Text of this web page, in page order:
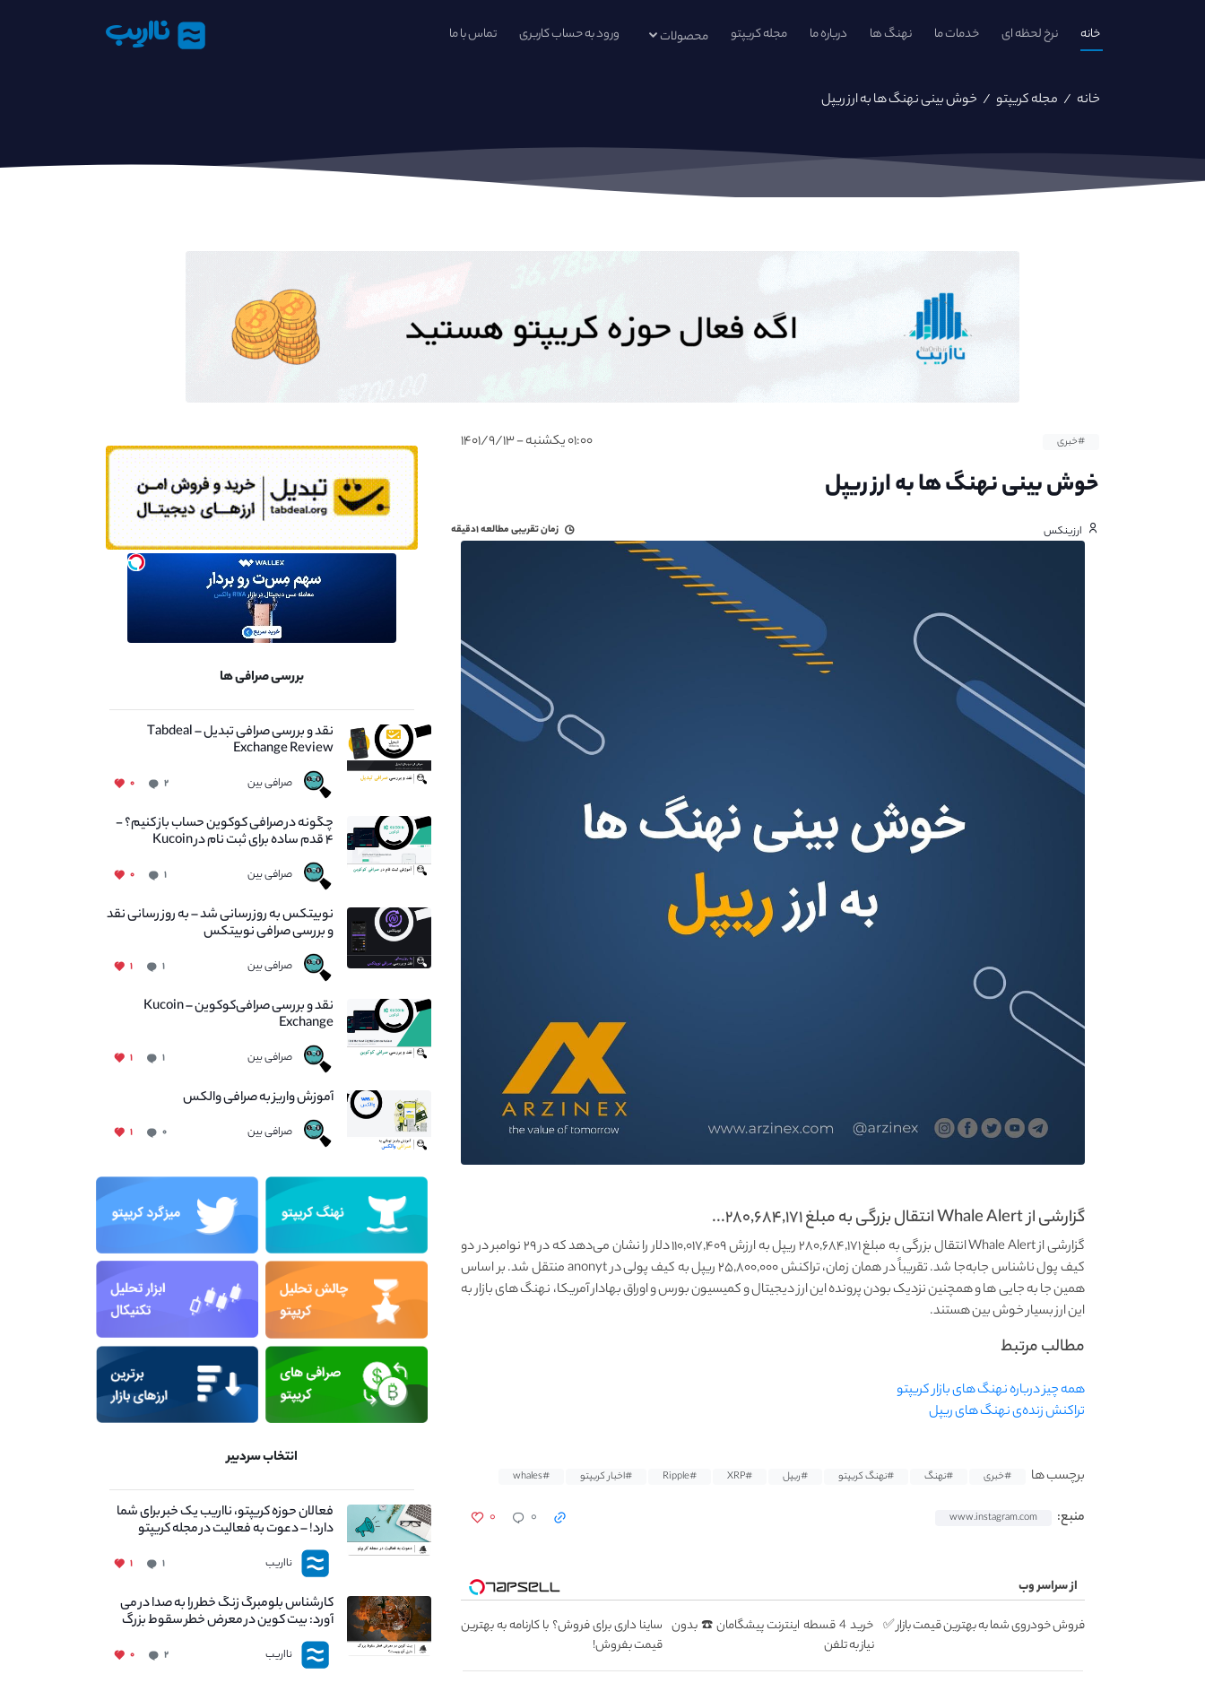
خانه نرخ لحظه ای خدمات ما نهنگ ها درباره ما مجله کریپتو محصولات ورود به حساب کاربری تماس با ما نااریب
خانه / مجله کریپتو / خوش بینی نهنگ ها به ارز ریپل
#خبری ۰۱:۰۰ یکشنبه - ۱۴۰۱/۹/۱۳
خوش بینی نهنگ ها به ارز ریپل
ارزینکس زمان تقریبی مطالعه۱دقیقه
گزارشی از Whale Alert انتقال بزرگی به مبلغ ۲۸۰,۶۸۴,۱۷۱...
گزارشی از Whale Alert انتقال بزرگی به مبلغ ۲۸۰,۶۸۴,۱۷۱ ریپل به ارزش ۱۱۰,۰۱۷,۴۰۹ دلار را نشان می‌دهد که در ۲۹ نوامبر در دو
کیف پول ناشناس جابه‌جا شد. تقریباً در همان زمان، تراکنش ۲۵,۸۰۰,۰۰۰ ریپل به کیف پولی در anonyt منتقل شد. بر اساس
همین جا به جایی ها و همچنین نزدیک بودن پرونده این ارز دیجیتال و کمیسیون بورس و اوراق بهادار آمریکا، نهنگ های بازار به
این ارز بسیار خوش بین هستند.
مطالب مرتبط
همه چیز درباره نهنگ های بازار کریپتو
تراکنش زنده‌ی نهنگ های ریپل
برچسب ها #خبری #نهنگ #نهنگ کریپتو #ریپل #XRP
#Ripple #اخبار کریپتو #whales
منبع: www.instagram.com ۰ ۰
از سراسر وب
فروش خودروی شما به بهترین قیمت بازار ✅
خرید 4 قسطه اینترنت پیشگامان ☎️ بدون
نیاز به تلفن
ساینا داری برای فروش؟ با کارنامه به بهترین
قیمت بفروش!
بررسی صرافی ها
نقد و بررسی صرافی تبدیل – Tabdeal
Exchange Review
صرافی بین ۲ ۰
چگونه در صرافی کوکوین حساب باز کنیم؟ -
۴ قدم ساده برای ثبت نام در Kucoin
صرافی بین ۱ ۰
نوبیتکس به روزرسانی شد – به روز رسانی نقد
و بررسی صرافی نوبیتکس
صرافی بین ۱ ۱
نقد و بررسی صرافی‌کوکوین – Kucoin
Exchange
صرافی بین ۱ ۱
آموزش واریز به صرافی والکس
صرافی بین ۰ ۱
انتخاب سردبیر
فعالان حوزه کریپتو، نااریب یک خبر برای شما
دارد! – دعوت به فعالیت در مجله کریپتو
نااریب ۱ ۱
کارشناس بلومبرگ زنگ خطر را به صدا در می
آورد: بیت کوین در معرض خطر سقوط بزرگ
است - دلیل آن چیست؟
نااریب ۲ ۰